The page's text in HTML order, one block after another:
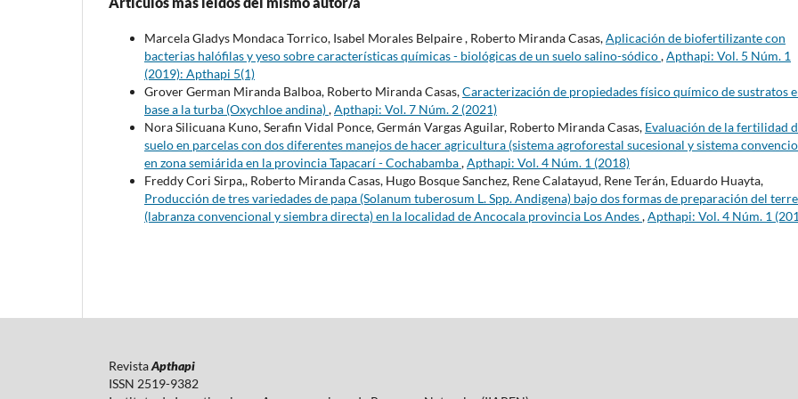
Marcela Gladys Mondaca Torrico, Isabel Morales Belpaire , Roberto Miranda Casas,Aplicación de biofertilizante con
bacterias halófilas y yeso sobre características químicas - biológicas de un suelo salino-sódico,Apthapi: Vol. 5 Núm. 1
(2019): Apthapi 5(1)
Grover German Miranda Balboa, Roberto Miranda Casas,Caracterización de propiedades físico químico de sustratos
base a la turba (Oxychloe andina),Apthapi: Vol. 7 Núm. 2 (2021)
Nora Silicuana Kuno, Serafin Vidal Ponce, Germán Vargas Aguilar, Roberto Miranda Casas, Evaluación de la fertilidad
suelo en parcelas con dos diferentes manejos de hacer agricultura (sistema agroforestal sucesional y sistema
en zona semiárida en la provincia Tapacarí - Cochabamba,Apthapi: Vol. 4 Núm. 1 (2018)
Freddy Cori Sirpa,, Roberto Miranda Casas, Hugo Bosque Sanchez, Rene Calatayud, Rene Terán, Eduardo Huayta,
Producción de tres variedades de papa (Solanum tuberosum L. Spp. Andigena) bajo dos formas de preparación del
(labranza convencional y siembra directa) en la localidad de Ancocala provincia Los Andes,Apthapi: Vol. 4 Núm. 1
RevistaApthapi
ISSN 2519-9382